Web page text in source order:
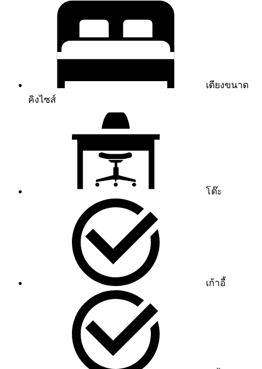
เตียงขนาด
คิงไซส์
โต๊ะ
เก้าอี้